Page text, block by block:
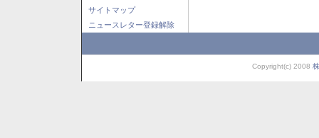
サイトマップ
ニュースレター登録解除
Copyright(c) 2008